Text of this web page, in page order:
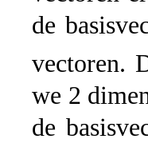
de
vectoren.
we 2
de